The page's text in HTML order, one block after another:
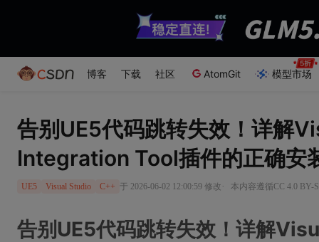
博客 下载 社区 AtomGit 模型市场
告别UE5代码跳转失效！详解
Integration Tool插件的正确安
UE5 Visual Studio C++ 于 2026-06-02 12:00:59 修改 · 本内容遵循CC 4.0 BY-
告别UE5代码跳转失效！详解